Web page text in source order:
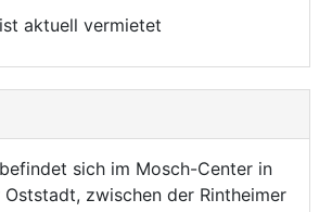
aktuell vermietet
sich im Mosch-Center in
Oststadt, zwischen der Rintheimer